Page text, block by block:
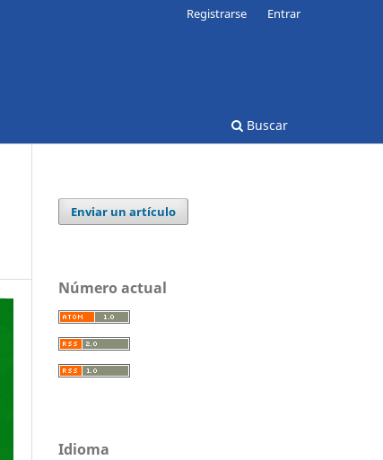
Buscar
Registrarse Entrar
Enviar un artículo
Número actual
Idioma